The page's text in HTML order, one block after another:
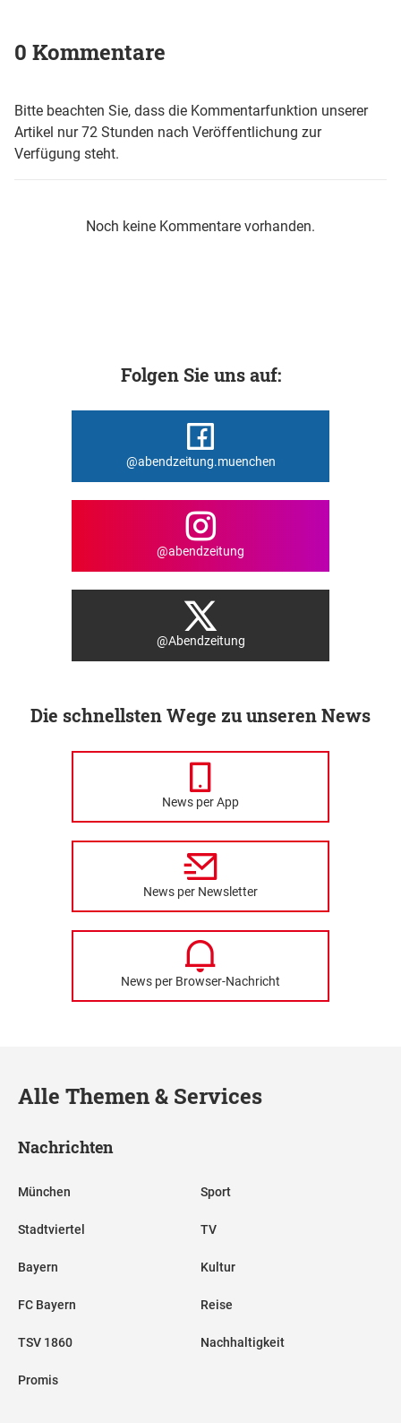
0 Kommentare
Bitte beachten Sie, dass die Kommentarfunktion unserer
Artikel nur 72 Stunden nach Veröffentlichung zur
Verfügung steht.
Noch keine Kommentare vorhanden.
Folgen Sie uns auf:
@abendzeitung.muenchen
@abendzeitung
@Abendzeitung
Die schnellsten Wege zu unseren News
News per App
News per Newsletter
News per Browser-Nachricht
Alle Themen & Services
Nachrichten
München
Stadtviertel
Bayern
FC Bayern
TSV 1860
Promis
Sport
TV
Kultur
Reise
Nachhaltigkeit